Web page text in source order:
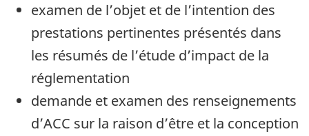
examen de l’objet et de l’intention des
prestations pertinentes présentés dans
les résumés de l’étude d’impact de la
réglementation
demande et examen des renseignements
d’ACC sur la raison d’être et la conception